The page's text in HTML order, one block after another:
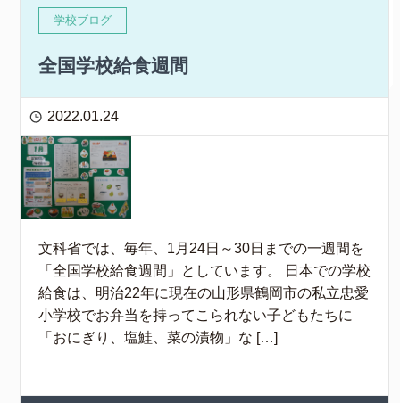
学校ブログ
全国学校給食週間
2022.01.24
文科省では、毎年、1月24日～30日までの一週間を
「全国学校給食週間」としています。 日本での学校
給食は、明治22年に現在の山形県鶴岡市の私立忠愛
小学校でお弁当を持ってこられない子どもたちに
「おにぎり、塩鮭、菜の漬物」な […]